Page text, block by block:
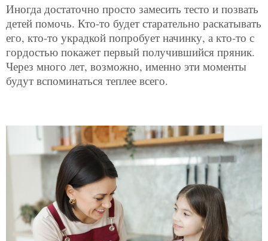
Иногда достаточно просто замесить тесто и позвать
детей помочь. Кто-то будет старательно раскатывать
его, кто-то украдкой попробует начинку, а кто-то с
гордостью покажет первый получившийся пряник.
Через много лет, возможно, именно эти моменты
будут вспоминаться теплее всего.